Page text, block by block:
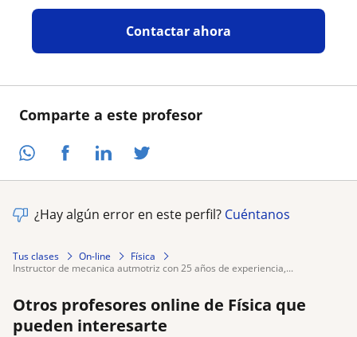
Comparte a este profesor
Contactar ahora
¿Hay algún error en este perfil? Cuéntanos
Tus clases On-line
Física
instructor de mecanica autmotriz con 25 años de experiencia,...
Otros profesores online de Física que
pueden interesarte